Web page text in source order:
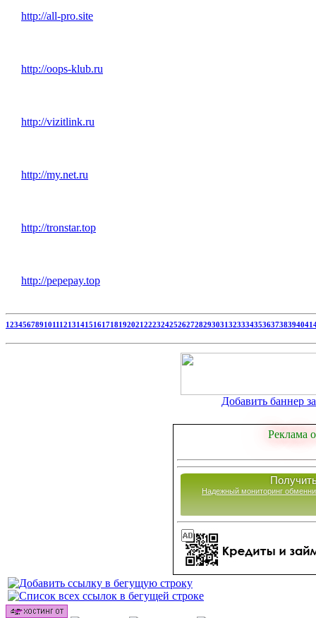
http://all-pro.site
http://oops-klub.ru
http://vizitlink.ru
http://my.net.ru
http://tronstar.top
http://pepepay.top
1234567891011121314151617181920212223242526272829303132333435363738394041
Добавить баннер
Реклама
Надежный мониторинг